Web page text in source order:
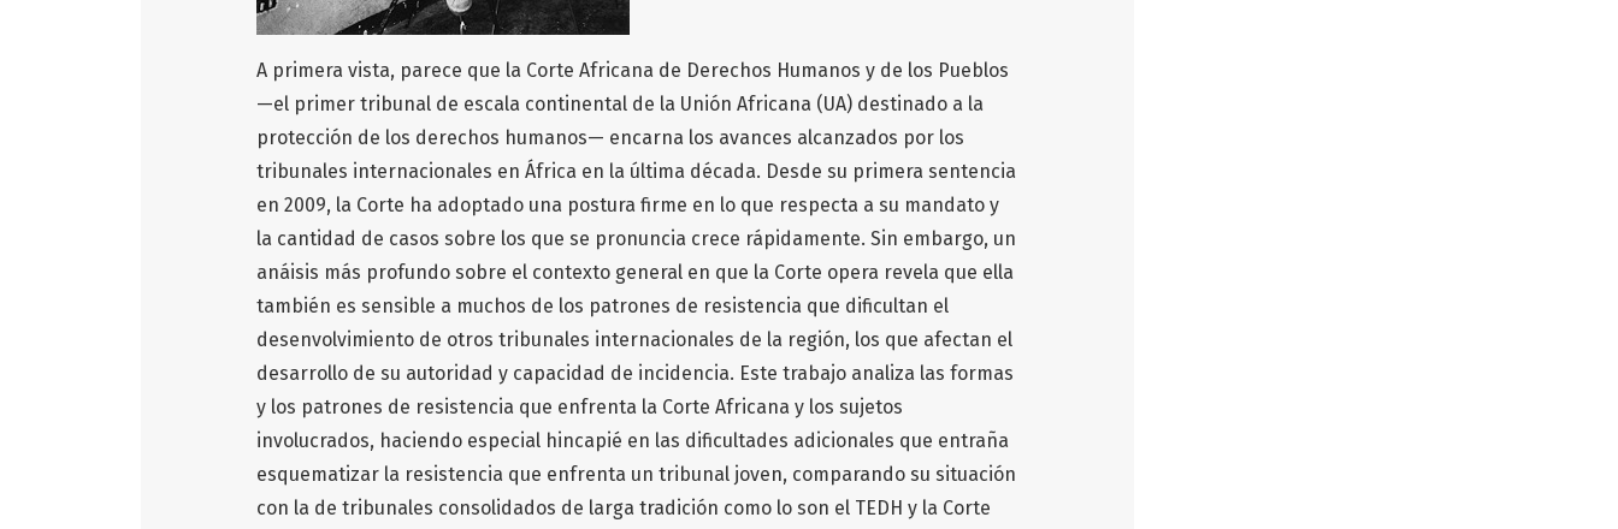
A primera vista, parece que la Corte Africana de Derechos Humanos y de los Pueblos
—el primer tribunal de escala continental de la Unión Africana (UA) destinado a la
protección de los derechos humanos— encarna los avances alcanzados por los
tribunales internacionales en África en la última década. Desde su primera sentencia
en 2009, la Corte ha adoptado una postura firme en lo que respecta a su mandato y
la cantidad de casos sobre los que se pronuncia crece rápidamente. Sin embargo, un
anáisis más profundo sobre el contexto general en que la Corte opera revela que ella
también es sensible a muchos de los patrones de resistencia que dificultan el
desenvolvimiento de otros tribunales internacionales de la región, los que afectan el
desarrollo de su autoridad y capacidad de incidencia. Este trabajo analiza las formas
y los patrones de resistencia que enfrenta la Corte Africana y los sujetos
involucrados, haciendo especial hincapié en las dificultades adicionales que entraña
esquematizar la resistencia que enfrenta un tribunal joven, comparando su situación
con la de tribunales consolidados de larga tradición como lo son el TEDH y la Corte